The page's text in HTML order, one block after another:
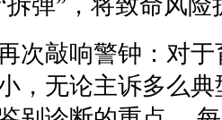
敲响警钟：对于
，无论主诉多么